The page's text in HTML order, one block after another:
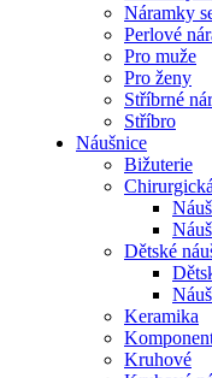
Náramky
Perlové
Pro muže
Pro ženy
Stříbrné
Stříbro
Náušnice
Bižuterie
Dětské
Keramika
Kruhové